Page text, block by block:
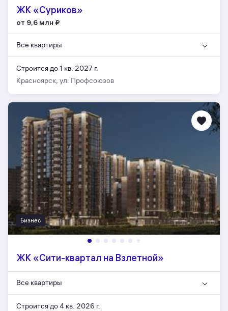
ЖК «Суриков»
от 9,6 млн ₽
Все квартиры
Строится до 1 кв. 2027 г.
Красноярск, ул. Профсоюзов
Бизнес
ЖК «Сити-квартал на Взлетной»
Все квартиры
Строится до 4 кв. 2026 г.